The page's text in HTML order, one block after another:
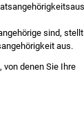
sind,
aus.
von denen Sie Ihre